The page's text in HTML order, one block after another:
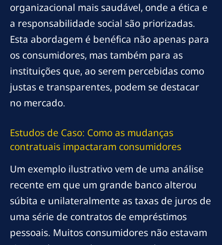
organizacional mais saudável, onde a ética e
a responsabilidade social são priorizadas.
Esta abordagem é benéfica não apenas para
os consumidores, mas também para as
instituições que, ao serem percebidas como
justas e transparentes, podem se destacar
no mercado.
Estudos de Caso: Como as mudanças
contratuais impactaram consumidores
Um exemplo ilustrativo vem de uma análise
recente em que um grande banco alterou
súbita e unilateralmente as taxas de juros de
uma série de contratos de empréstimos
pessoais. Muitos consumidores não estavam